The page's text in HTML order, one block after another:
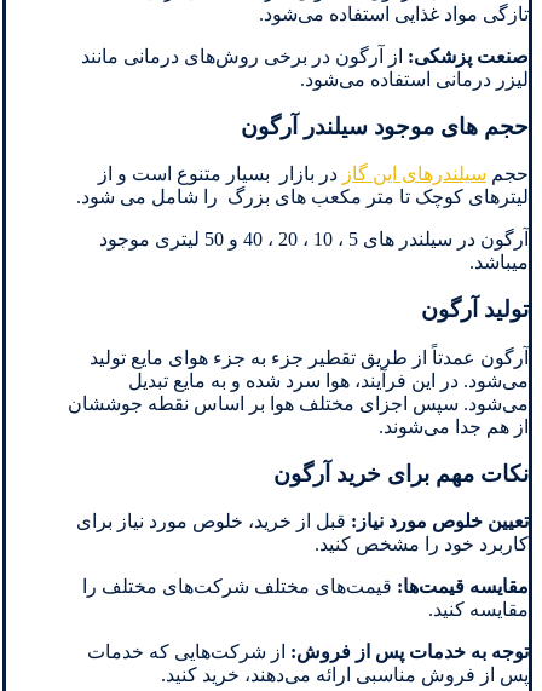
تازگی مواد غذایی استفاده می‌شود.
صنعت پزشکی: از آرگون در برخی روش‌های درمانی مانند
لیزر درمانی استفاده می‌شود.
حجم های موجود سیلندر آرگون
حجم سیلندرهای این گاز در بازار بسیار متنوع است و از
لیترهای کوچک تا متر مکعب های بزرگ را شامل می شود.
آرگون در سیلندر های 5 ، 10 ، 20 ، 40 و 50 لیتری موجود
میباشد.
تولید آرگون
آرگون عمدتاً از طریق تقطیر جزء به جزء هوای مایع تولید
می‌شود. در این فرآیند، هوا سرد شده و به مایع تبدیل
می‌شود. سپس اجزای مختلف هوا بر اساس نقطه جوششان
از هم جدا می‌شوند.
نکات مهم برای خرید آرگون
تعیین خلوص مورد نیاز : قبل از خرید، خلوص مورد نیاز برای
کاربرد خود را مشخص کنید.
مقایسه قیمت‌ها: قیمت‌های مختلف شرکت‌های مختلف را
مقایسه کنید.
توجه به خدمات پس از فروش: از شرکت‌هایی که خدمات
پس از فروش مناسبی ارائه می‌دهند، خرید کنید.